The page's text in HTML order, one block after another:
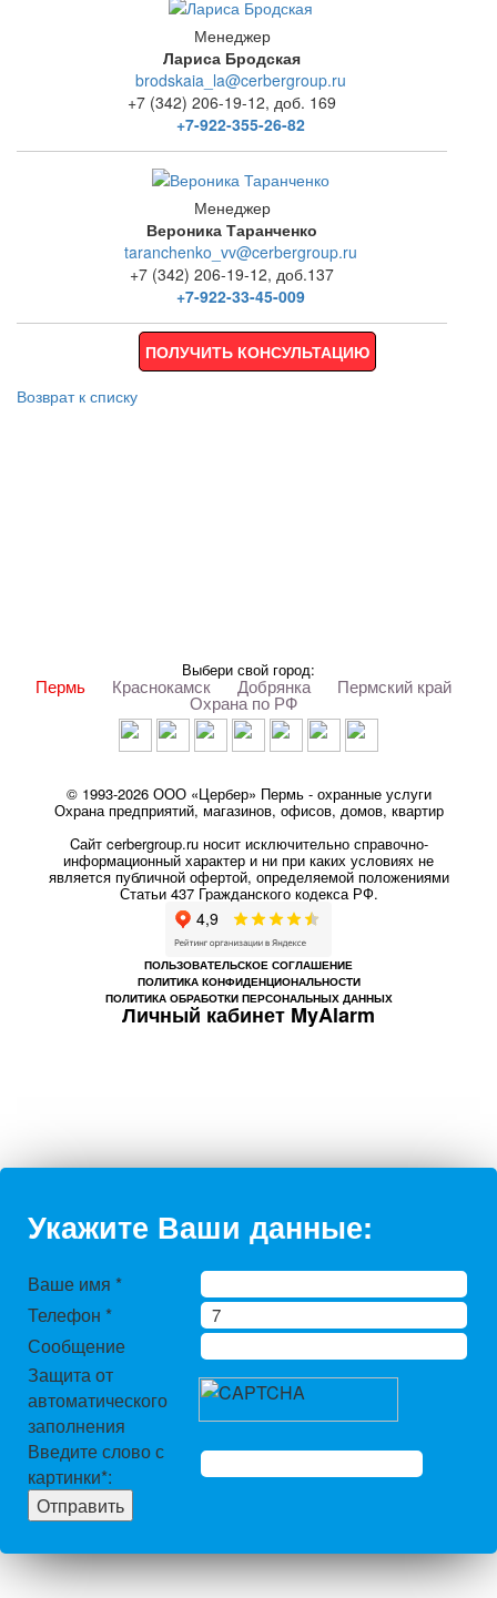
Менеджер
Лариса Бродская
brodskaia_la@cerbergroup.ru
+7 (342) 206-19-12, доб. 169
+7-922-355-26-82
Менеджер
Вероника Таранченко
taranchenko_vv@cerbergroup.ru
+7 (342) 206-19-12, доб.137
+7-922-33-45-009
ПОЛУЧИТЬ КОНСУЛЬТАЦИЮ
Возврат к списку
Выбери свой город:
Пермь Краснокамск Добрянка Пермский край
Охрана по РФ
© 1993-2026 ООО «Цербер» Пермь - охранные услуги
Охрана предприятий, магазинов, офисов, домов, квартир
Cайт cerbergroup.ru носит исключительно справочно-
информационный характер и ни при каких условиях не
является публичной офертой, определяемой положениями
Статьи 437 Гражданского кодекса РФ.
ПОЛЬЗОВАТЕЛЬСКОЕ СОГЛАШЕНИЕ
ПОЛИТИКА КОНФИДЕНЦИОНАЛЬНОСТИ
ПОЛИТИКА ОБРАБОТКИ ПЕРСОНАЛЬНЫХ ДАННЫХ
Личный кабинет MyAlarm
Укажите Ваши данные:
Ваше имя *
Телефон *
Сообщение
Защита от
автоматического
заполнения
Введите слово с
картинки*: